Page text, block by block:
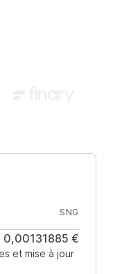
SNG
0,00131885 €
et mise à jour